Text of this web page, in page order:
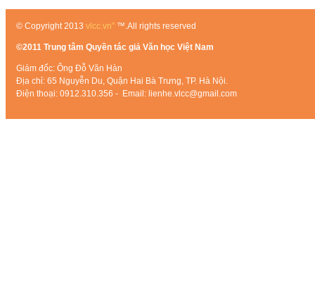
© Copyright 2013 vlcc.vn"™.All rights reserved
©2011 Trung tâm Quyền tác giả Văn học Việt Nam
Giám đốc: Ông Đỗ Văn Hàn
Địa chỉ: 65 Nguyễn Du, Quận Hai Bà Trưng, TP. Hà Nội.
Điện thoại: 0912.310.356 - Email: lienhe.vlcc@gmail.com